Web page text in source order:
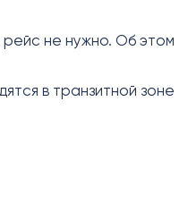
рейс не нужно. Об этом
в транзитной зоне